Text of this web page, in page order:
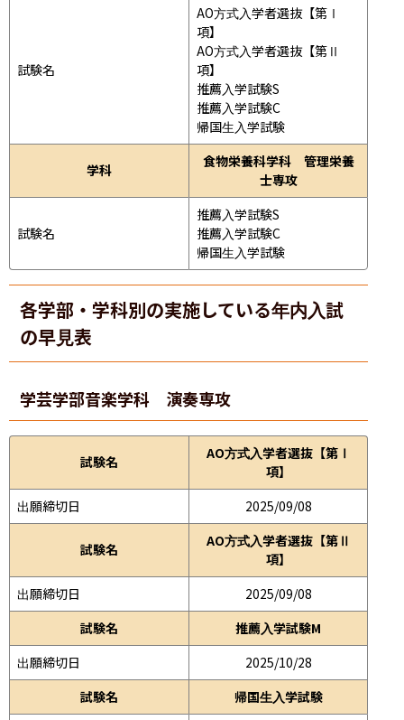
試験名
AO方式入学者選抜【第Ⅰ
項】
AO方式入学者選抜【第Ⅱ
項】
推薦入学試験S
推薦入学試験C
帰国生入学試験
学科
食物栄養科学科 管理栄養
士専攻
試験名
推薦入学試験S
推薦入学試験C
帰国生入学試験
各学部・学科別の実施している年内入試
の早見表
学芸学部音楽学科 演奏専攻
試験名
AO方式入学者選抜【第Ⅰ
項】
出願締切日
2025/09/08
試験名
AO方式入学者選抜【第Ⅱ
項】
出願締切日
2025/09/08
試験名
推薦入学試験M
出願締切日
2025/10/28
試験名
帰国生入学試験